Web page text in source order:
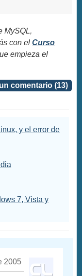
MySQL,
con elCurso
empieza el
comentario (13)
y el error de
7, Vista y
2005